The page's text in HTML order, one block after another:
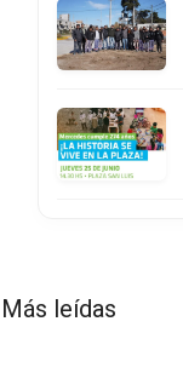
Más leídas